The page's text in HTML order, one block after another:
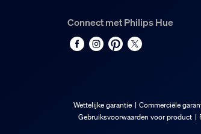
Connect met Philips Hue
Wettelijke garantie Commerciële
Gebruiksvoorwaarden voor product